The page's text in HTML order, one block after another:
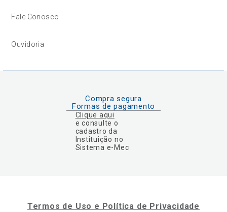
Fale Conosco
Ouvidoria
Compra segura
Formas de pagamento
Clique aqui
e consulte o
cadastro da
Instituição no
Sistema e-Mec
Termos de Uso e Política de Privacidade